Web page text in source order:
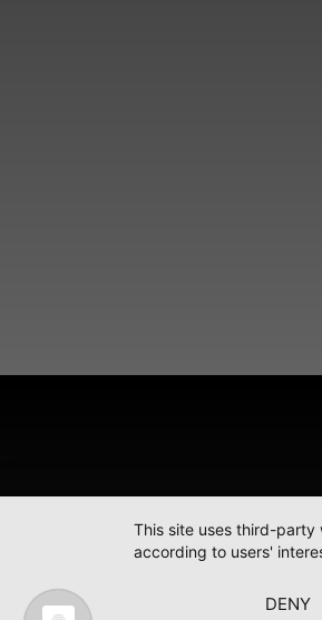
This site uses third-
according to users'
DENY